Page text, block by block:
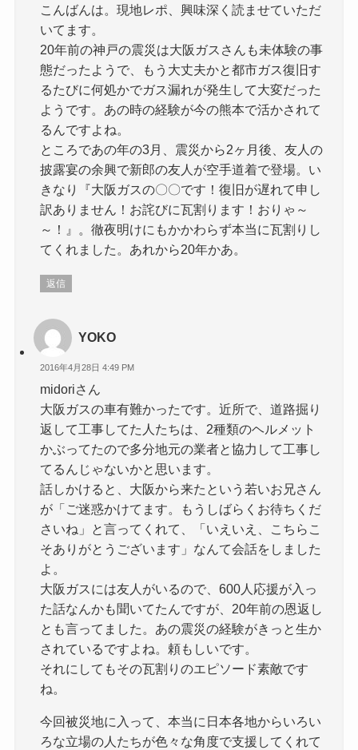
こんばんは。現地レポ、興味深く読ませていただ
いてます。
20年前の神戸の震災は大阪ガスさんも未体験の事
態だったようで、もう大丈夫かと都市ガス復旧す
るたびに何処かでガス漏れが発生して大変だった
ようです。あの時の経験が今の熊本で活かされて
るんですよね。
ところであの年の3月、震災から2ヶ月後、友人の
披露宴の余興で新郎の友人が空手道着で登場。い
きなり『大阪ガスの〇〇です！復旧が遅れて申し
訳ありません！お詫びに瓦割ります！おりゃ～
～！』。徹夜明けにもかかわらず本当に瓦割りし
てくれました。あれから20年かあ。
返信
YOKO
2016年4月28日 4:49 PM
midoriさん
大阪ガスの車有難かったです。近所で、道路掘り
返して工事してた人たちは、2種類のヘルメット
かぶってたので多分地元の業者と協力して工事し
てるんじゃないかと思います。
話しかけると、大阪から来たという若いお兄さん
が「ご迷惑かけてます。もうしばらくお待ちくだ
さいね」と言ってくれて、「いえいえ、こちらこ
そありがとうございます」なんて会話をしました
よ。
大阪ガスには友人がいるので、600人応援が入っ
た話なんかも聞いてたんですが、20年前の恩返し
とも言ってました。あの震災の経験がきっと生か
されているですよね。頼もしいです。
それにしてもその瓦割りのエピソード素敵です
ね。
今回被災地に入って、本当に日本各地からいろい
ろな立場の人たちが色々な角度で支援してくれて